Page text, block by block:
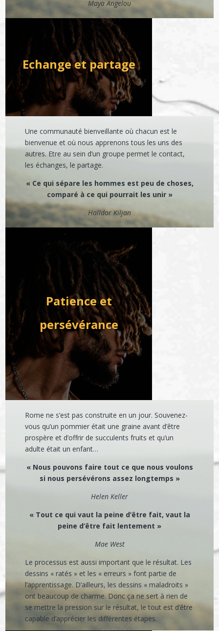
Maya Angelou
Echange et partage
Une communauté bienveillante où chacun est le
bienvenue et où nous apprenons tous les uns des
autres. Etre au sein d’un groupe permet le contact,
les échanges, le partage.
« Ce qui sépare les hommes est peu de choses,
comparé à ce qui pourrait les unir »
Halldor Kiljan
Patience et
persévérance
Rome ne s’est pas construite en un jour. Souvenez-
vous qu’un pommier était une graine avant d’être
prospère et d’offrir de succulents fruits et qu’un
adulte était un enfant…
« Nous pouvons faire tout ce que nous voulons
si nous persévérons assez longtemps »
Helen Keller
« Tout ce qui vaut la peine d’être fait, vaut la
peine d’être fait lentement »
Mae West
Le processus est aussi important que le résultat. Les
dessins « ratés » et les « erreurs » font partie de
l’apprentissage. D’ailleurs, les dessins « maladroits »
ont beaucoup de charme. Donc ça ne sert à rien de
se mettre la pression sur le résultat, le tout est d’être
capable d’apprécier les différentes étapes.